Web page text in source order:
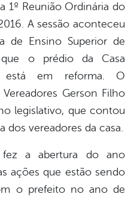
1º Reunião Ordinária do
A sessão aconteceu
de Ensino Superior de
que o prédio da Casa
está em reforma. O
Gerson Filho
legislativo, que contou
dos vereadores da casa.
a abertura do ano
ações que estão sendo
o prefeito no ano de